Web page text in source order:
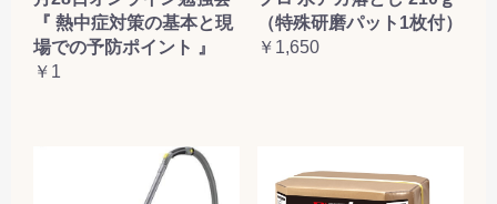
『 熱中症対策の基本と現
場での予防ポイント 』
￥1
（特殊研磨パット1枚付）
￥1,650